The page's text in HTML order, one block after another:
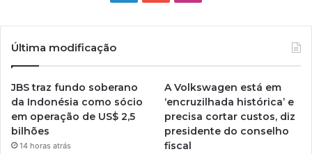
Última modificação
JBS traz fundo soberano
da Indonésia como sócio
em operação de US$ 2,5
bilhões
14 horas atrás
A Volkswagen está em
‘encruzilhada histórica’ e
precisa cortar custos, diz
presidente do conselho
fiscal